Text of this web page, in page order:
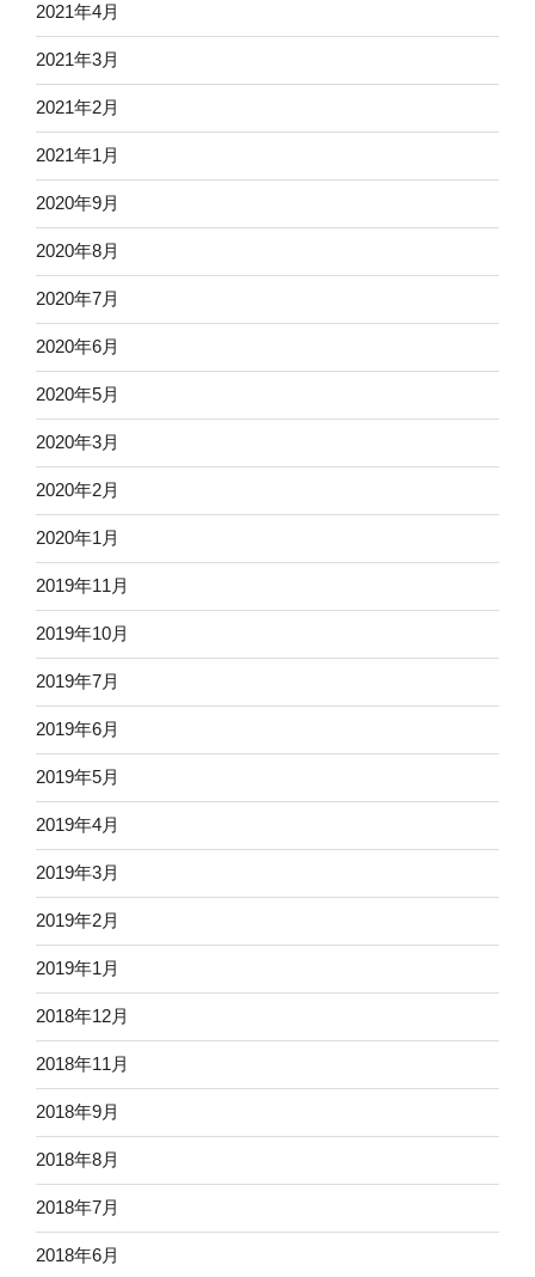
2021年4月
2021年3月
2021年2月
2021年1月
2020年9月
2020年8月
2020年7月
2020年6月
2020年5月
2020年3月
2020年2月
2020年1月
2019年11月
2019年10月
2019年7月
2019年6月
2019年5月
2019年4月
2019年3月
2019年2月
2019年1月
2018年12月
2018年11月
2018年9月
2018年8月
2018年7月
2018年6月